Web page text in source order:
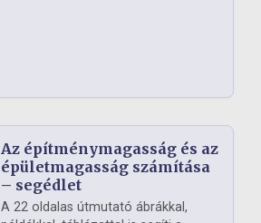
Az építménymagasság és az
épületmagasság számítása
– segédlet
A 22 oldalas útmutató ábrákkal,